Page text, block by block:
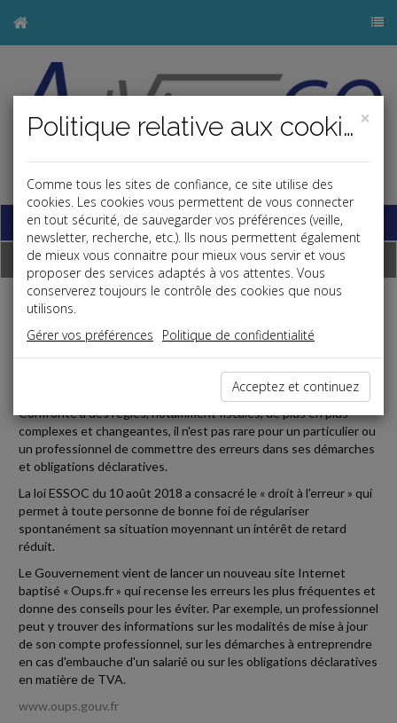
Base documentaire
Dépêches
Fiscal TPE
Confronté à des règles, notamment fiscales, de plus en plus
complexes et changeantes, il n'est pas rare pour un particulier ou
un professionnel de commettre des erreurs dans ses démarches
et obligations déclaratives.
La loi ESSOC du 10 août 2018 a consacré le « droit à l'erreur » qui
permet à toute personne de bonne foi de régulariser
spontanément sa situation moyennant un intérêt de retard
réduit.
Le Gouvernement vient de lancer un nouveau site Internet
baptisé « Oups.fr » qui recense les erreurs les plus fréquentes et
donne des conseils pour les éviter. Par exemple, un professionnel
peut y trouver des informations sur les modalités de mise à jour
de son compte professionnel, sur les démarches à entreprendre
en cas d'embauche d'un salarié ou sur les obligations déclaratives
en matière de TVA.
www.oups.gouv.fr
×
Politique relative aux cookies
Comme tous les sites de confiance, ce site utilise des
cookies. Les cookies vous permettent de vous connecter
en tout sécurité, de sauvegarder vos préférences (veille,
newsletter, recherche, etc.). Ils nous permettent également
de mieux vous connaitre pour mieux vous servir et vous
proposer des services adaptés à vos attentes. Vous
conserverez toujours le contrôle des cookies que nous
utilisons.
Gérer vos préférences
Politique de confidentialité
Acceptez et continuez